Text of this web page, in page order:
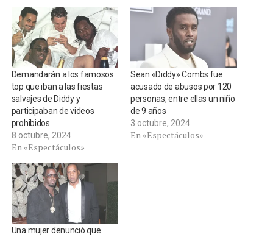
Demandarán a los famosos
top que iban a las fiestas
salvajes de Diddy y
participaban de videos
prohibidos
8 octubre, 2024
En «Espectáculos»
Sean «Diddy» Combs fue
acusado de abusos por 120
personas, entre ellas un niño
de 9 años
3 octubre, 2024
En «Espectáculos»
Una mujer denunció que